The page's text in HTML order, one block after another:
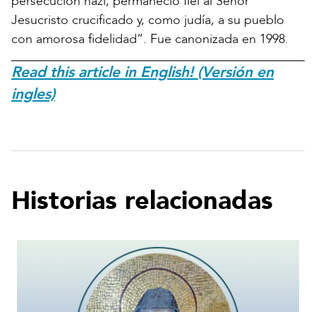
Jesucristo crucificado y, como judía, a su pueblo
con amorosa fidelidad”. Fue canonizada en 1998.
Read this article in English! (Versión en
ingles)
Historias relacionadas